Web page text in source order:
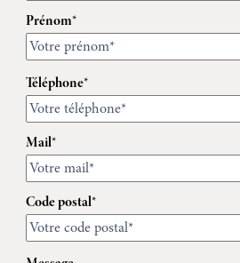
Prénom*
Téléphone*
Mail*
Code postal*